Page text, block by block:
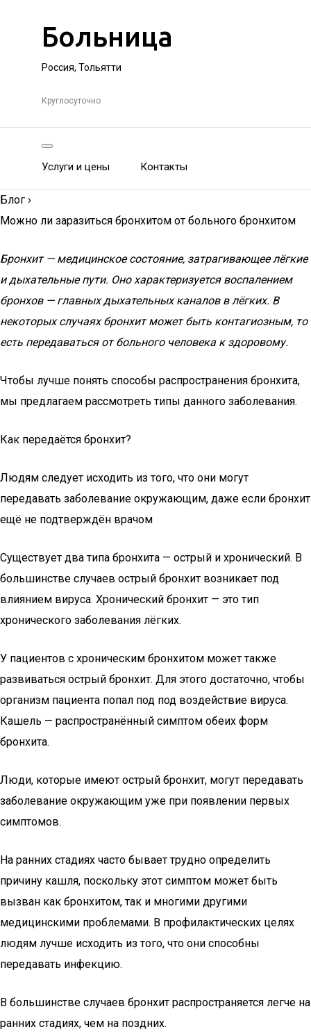
Больница
Россия, Тольятти
Круглосуточно
Услуги и цены Контакты
Блог ›
Можно ли заразиться бронхитом от больного бронхитом
Бронхит — медицинское состояние, затрагивающее лёгкие
и дыхательные пути. Оно характеризуется воспалением
бронхов — главных дыхательных каналов в лёгких. В
некоторых случаях бронхит может быть контагиозным, то
есть передаваться от больного человека к здоровому.
Чтобы лучше понять способы распространения бронхита,
мы предлагаем рассмотреть типы данного заболевания.
Как передаётся бронхит?
Людям следует исходить из того, что они могут
передавать заболевание окружающим, даже если бронхит
ещё не подтверждён врачом
Существует два типа бронхита — острый и хронический. В
большинстве случаев острый бронхит возникает под
влиянием вируса. Хронический бронхит — это тип
хронического заболевания лёгких.
У пациентов с хроническим бронхитом может также
развиваться острый бронхит. Для этого достаточно, чтобы
организм пациента попал под под воздействие вируса.
Кашель — распространённый симптом обеих форм
бронхита.
Люди, которые имеют острый бронхит, могут передавать
заболевание окружающим уже при появлении первых
симптомов.
На ранних стадиях часто бывает трудно определить
причину кашля, поскольку этот симптом может быть
вызван как бронхитом, так и многими другими
медицинскими проблемами. В профилактических целях
людям лучше исходить из того, что они способны
передавать инфекцию.
В большинстве случаев бронхит распространяется легче на
ранних стадиях, чем на поздних.